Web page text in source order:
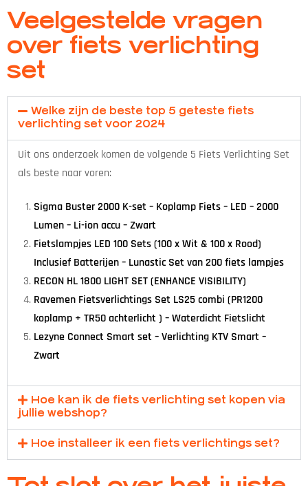
Veelgestelde vragen
over fiets verlichting
set
Welke zijn de beste top 5 geteste fiets
verlichting set voor 2024
Uit ons onderzoek komen de volgende 5 Fiets Verlichting Set
als beste naar voren:
Sigma Buster 2000 K-set – Koplamp Fiets – LED – 2000
Lumen – Li-ion accu – Zwart
Fietslampjes LED 100 Sets (100 x Wit & 100 x Rood)
Inclusief Batterijen – Lunastic Set van 200 fiets lampjes
RECON HL 1800 LIGHT SET (ENHANCE VISIBILITY)
Ravemen Fietsverlichtings Set LS25 combi (PR1200
koplamp + TR50 achterlicht ) – Waterdicht Fietslicht
Lezyne Connect Smart set – Verlichting KTV Smart –
Zwart
Hoe kan ik de fiets verlichting set kopen via
jullie webshop?
Hoe installeer ik een fiets verlichtings set?